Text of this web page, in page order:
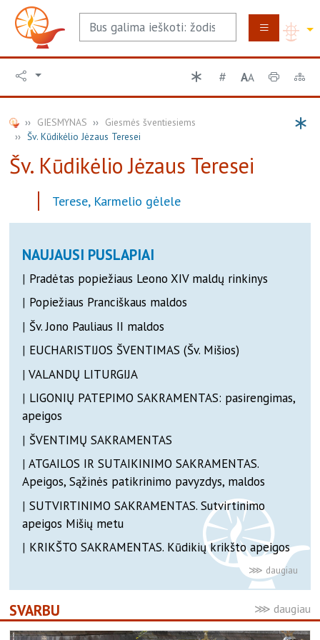
AA
GIESMYNAS
Giesmės šventiesiems
Šv. Kūdikėlio Jėzaus Teresei
Šv. Kūdikėlio Jėzaus Teresei
Terese, Karmelio gėlele
NAUJAUSI PUSLAPIAI
| Pradėtas popiežiaus Leono XIV maldų rinkinys
| Popiežiaus Pranciškaus maldos
| Šv. Jono Pauliaus II maldos
| EUCHARISTIJOS ŠVENTIMAS (Šv. Mišios)
| VALANDŲ LITURGIJA
| LIGONIŲ PATEPIMO SAKRAMENTAS: pasirengimas,
apeigos
| ŠVENTIMŲ SAKRAMENTAS
| ATGAILOS IR SUTAIKINIMO SAKRAMENTAS.
Apeigos, Sąžinės patikrinimo pavyzdys, maldos
| SUTVIRTINIMO SAKRAMENTAS. Sutvirtinimo
apeigos Mišių metu
| KRIKŠTO SAKRAMENTAS. Kūdikių krikšto apeigos
SVARBU